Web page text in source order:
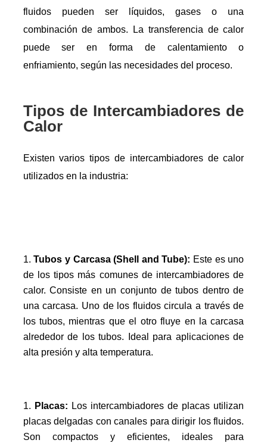
fluidos pueden ser líquidos, gases o una
combinación de ambos. La transferencia de calor
puede ser en forma de calentamiento o
enfriamiento, según las necesidades del proceso.
Tipos de Intercambiadores de
Calor
Existen varios tipos de intercambiadores de calor
utilizados en la industria:
Tubos y Carcasa (Shell and Tube): Este es uno
de los tipos más comunes de intercambiadores de
calor. Consiste en un conjunto de tubos dentro de
una carcasa. Uno de los fluidos circula a través de
los tubos, mientras que el otro fluye en la carcasa
alrededor de los tubos. Ideal para aplicaciones de
alta presión y alta temperatura.
Placas: Los intercambiadores de placas utilizan
placas delgadas con canales para dirigir los fluidos.
Son compactos y eficientes, ideales para